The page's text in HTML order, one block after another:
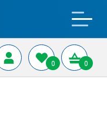
0 0